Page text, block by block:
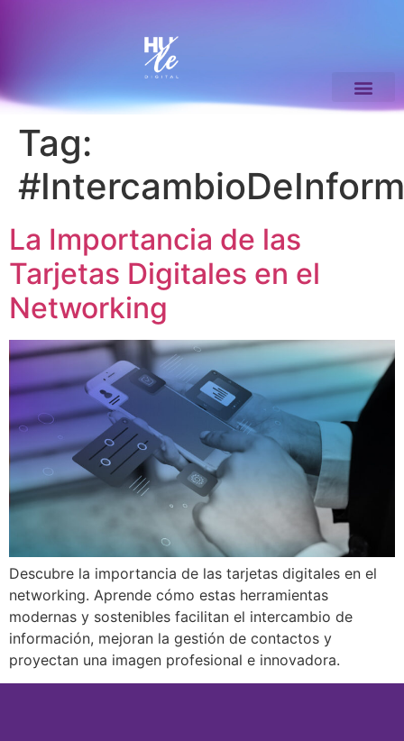
Tag:
La Importancia de las
Tarjetas Digitales en el
Networking
Descubre la importancia de las tarjetas digitales en el
networking. Aprende cómo estas herramientas
modernas y sostenibles facilitan el intercambio de
información, mejoran la gestión de contactos y
proyectan una imagen profesional e innovadora.